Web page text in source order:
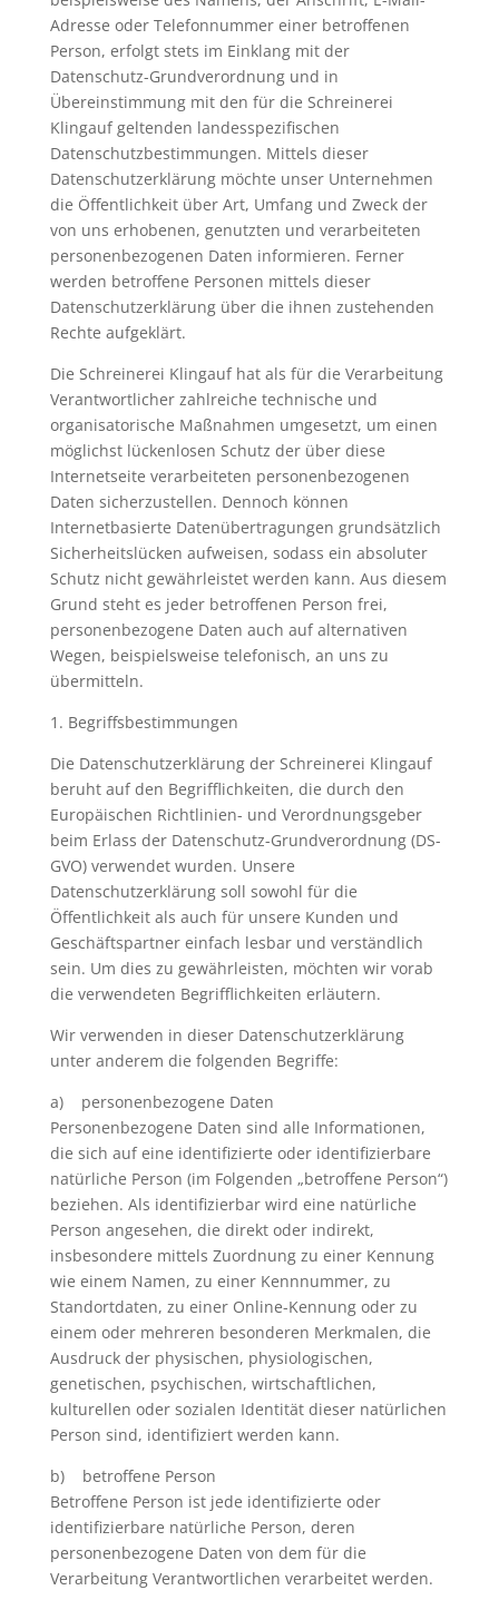
Adresse oder Telefonnummer einer betroffenen
Person, erfolgt stets im Einklang mit der
Datenschutz-Grundverordnung und in
Übereinstimmung mit den für die Schreinerei
Klingauf geltenden landesspezifischen
Datenschutzbestimmungen. Mittels dieser
Datenschutzerklärung möchte unser Unternehmen
die Öffentlichkeit über Art, Umfang und Zweck der
von uns erhobenen, genutzten und verarbeiteten
personenbezogenen Daten informieren. Ferner
werden betroffene Personen mittels dieser
Datenschutzerklärung über die ihnen zustehenden
Rechte aufgeklärt.
Die Schreinerei Klingauf hat als für die Verarbeitung
Verantwortlicher zahlreiche technische und
organisatorische Maßnahmen umgesetzt, um einen
möglichst lückenlosen Schutz der über diese
Internetseite verarbeiteten personenbezogenen
Daten sicherzustellen. Dennoch können
Internetbasierte Datenübertragungen grundsätzlich
Sicherheitslücken aufweisen, sodass ein absoluter
Schutz nicht gewährleistet werden kann. Aus diesem
Grund steht es jeder betroffenen Person frei,
personenbezogene Daten auch auf alternativen
Wegen, beispielsweise telefonisch, an uns zu
übermitteln.
1. Begriffsbestimmungen
Die Datenschutzerklärung der Schreinerei Klingauf
beruht auf den Begrifflichkeiten, die durch den
Europäischen Richtlinien- und Verordnungsgeber
beim Erlass der Datenschutz-Grundverordnung (DS-
GVO) verwendet wurden. Unsere
Datenschutzerklärung soll sowohl für die
Öffentlichkeit als auch für unsere Kunden und
Geschäftspartner einfach lesbar und verständlich
sein. Um dies zu gewährleisten, möchten wir vorab
die verwendeten Begrifflichkeiten erläutern.
Wir verwenden in dieser Datenschutzerklärung
unter anderem die folgenden Begriffe:
a) personenbezogene Daten
Personenbezogene Daten sind alle Informationen,
die sich auf eine identifizierte oder identifizierbare
natürliche Person (im Folgenden „betroffene Person“)
beziehen. Als identifizierbar wird eine natürliche
Person angesehen, die direkt oder indirekt,
insbesondere mittels Zuordnung zu einer Kennung
wie einem Namen, zu einer Kennnummer, zu
Standortdaten, zu einer Online-Kennung oder zu
einem oder mehreren besonderen Merkmalen, die
Ausdruck der physischen, physiologischen,
genetischen, psychischen, wirtschaftlichen,
kulturellen oder sozialen Identität dieser natürlichen
Person sind, identifiziert werden kann.
b) betroffene Person
Betroffene Person ist jede identifizierte oder
identifizierbare natürliche Person, deren
personenbezogene Daten von dem für die
Verarbeitung Verantwortlichen verarbeitet werden.